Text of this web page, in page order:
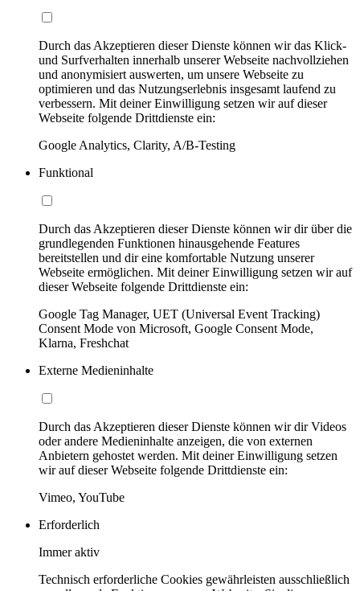
Durch das Akzeptieren dieser Dienste können wir das Klick-
und Surfverhalten innerhalb unserer Webseite nachvollziehen
und anonymisiert auswerten, um unsere Webseite zu
optimieren und das Nutzungserlebnis insgesamt laufend zu
verbessern. Mit deiner Einwilligung setzen wir auf dieser
Webseite folgende Drittdienste ein:
Google Analytics, Clarity, A/B-Testing
Funktional
Durch das Akzeptieren dieser Dienste können wir dir über die
grundlegenden Funktionen hinausgehende Features
bereitstellen und dir eine komfortable Nutzung unserer
Webseite ermöglichen. Mit deiner Einwilligung setzen wir auf
dieser Webseite folgende Drittdienste ein:
Google Tag Manager, UET (Universal Event Tracking)
Consent Mode von Microsoft, Google Consent Mode,
Klarna, Freshchat
Externe Medieninhalte
Durch das Akzeptieren dieser Dienste können wir dir Videos
oder andere Medieninhalte anzeigen, die von externen
Anbietern gehostet werden. Mit deiner Einwilligung setzen
wir auf dieser Webseite folgende Drittdienste ein:
Vimeo, YouTube
Erforderlich
Immer aktiv
Technisch erforderliche Cookies gewährleisten ausschließlich